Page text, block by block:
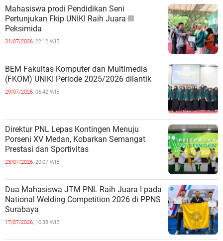
Mahasiswa prodi Pendidikan Seni
Pertunjukan Fkip UNIKI Raih Juara III
Peksimida
31/07/2026, 22:12 WIB
BEM Fakultas Komputer dan Multimedia
(FKOM) UNIKI Periode 2025/2026 dilantik
29/07/2026, 06:42 WIB
Direktur PNL Lepas Kontingen Menuju
Porseni XV Medan, Kobarkan Semangat
Prestasi dan Sportivitas
23/07/2026, 20:07 WIB
Dua Mahasiswa JTM PNL Raih Juara I pada
National Welding Competition 2026 di PPNS
Surabaya
17/07/2026, 10:38 WIB